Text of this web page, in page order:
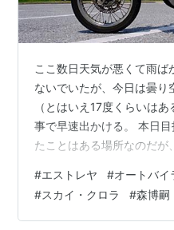
ここ数日天気が悪くて雨
ないでいたが、今日は曇
（とはいえ17度くらいは
事で早速出かける。 本日
たことはある場所なのだが
向こうの岬の先端の灯台ま
だ。そこで再チャレンジ。
戦の意味で「リベンジ」
#エストレヤ #オートバイ
#スカイ・クロラ #森博嗣